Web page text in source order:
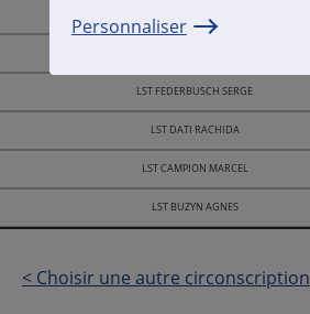
LST FEDERBUSCH SERGE
LST DATI RACHIDA
LST CAMPION MARCEL
LST BUZYN AGNES
< Choisir une autre circonscription
Personnaliser